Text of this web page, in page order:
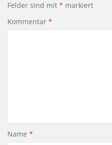
Felder sind mit * markiert
Kommentar *
Name *